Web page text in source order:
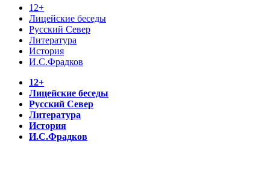
12+
Лицейские беседы
Русский Север
Литература
История
И.С.Фрадков
12+
Лицейские беседы
Русский Север
Литература
История
И.С.Фрадков